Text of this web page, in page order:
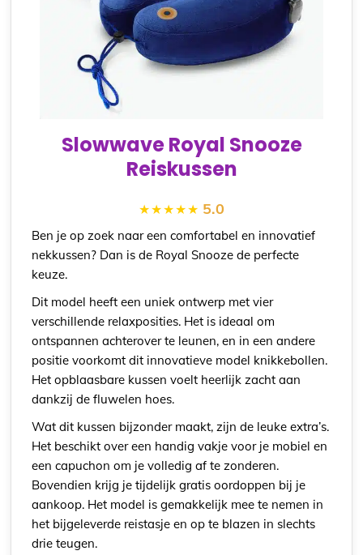
Slowwave Royal Snooze
Reiskussen
5.0
Ben je op zoek naar een comfortabel en innovatief
nekkussen? Dan is de Royal Snooze de perfecte
keuze.
Dit model heeft een uniek ontwerp met vier
verschillende relaxposities. Het is ideaal om
ontspannen achterover te leunen, en in een andere
positie voorkomt dit innovatieve model knikkebollen.
Het opblaasbare kussen voelt heerlijk zacht aan
dankzij de fluwelen hoes.
Wat dit kussen bijzonder maakt, zijn de leuke extra’s.
Het beschikt over een handig vakje voor je mobiel en
een capuchon om je volledig af te zonderen.
Bovendien krijg je tijdelijk gratis oordoppen bij je
aankoop. Het model is gemakkelijk mee te nemen in
het bijgeleverde reistasje en op te blazen in slechts
drie teugen.